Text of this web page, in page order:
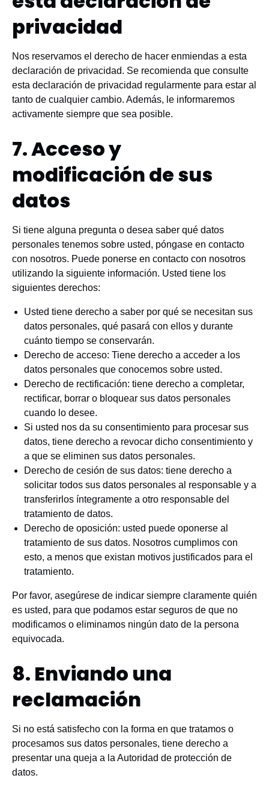
privacidad
Nos reservamos el derecho de hacer enmiendas a esta
declaración de privacidad. Se recomienda que consulte
esta declaración de privacidad regularmente para estar al
tanto de cualquier cambio. Además, le informaremos
activamente siempre que sea posible.
7. Acceso y
modificación de sus
datos
Si tiene alguna pregunta o desea saber qué datos
personales tenemos sobre usted, póngase en contacto
con nosotros. Puede ponerse en contacto con nosotros
utilizando la siguiente información. Usted tiene los
siguientes derechos:
Usted tiene derecho a saber por qué se necesitan sus
datos personales, qué pasará con ellos y durante
cuánto tiempo se conservarán.
Derecho de acceso: Tiene derecho a acceder a los
datos personales que conocemos sobre usted.
Derecho de rectificación: tiene derecho a completar,
rectificar, borrar o bloquear sus datos personales
cuando lo desee.
Si usted nos da su consentimiento para procesar sus
datos, tiene derecho a revocar dicho consentimiento y
a que se eliminen sus datos personales.
Derecho de cesión de sus datos: tiene derecho a
solicitar todos sus datos personales al responsable y a
transferirlos íntegramente a otro responsable del
tratamiento de datos.
Derecho de oposición: usted puede oponerse al
tratamiento de sus datos. Nosotros cumplimos con
esto, a menos que existan motivos justificados para el
tratamiento.
Por favor, asegúrese de indicar siempre claramente quién
es usted, para que podamos estar seguros de que no
modificamos o eliminamos ningún dato de la persona
equivocada.
8. Enviando una
reclamación
Si no está satisfecho con la forma en que tratamos o
procesamos sus datos personales, tiene derecho a
presentar una queja a la Autoridad de protección de
datos.